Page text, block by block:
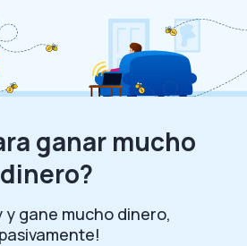
ganar mucho
dinero?
y gane mucho dinero,